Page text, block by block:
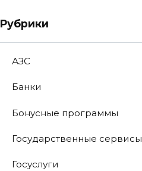
Рубрики
АЗС
Банки
Бонусные программы
Государственные сервисы
Госуслуги